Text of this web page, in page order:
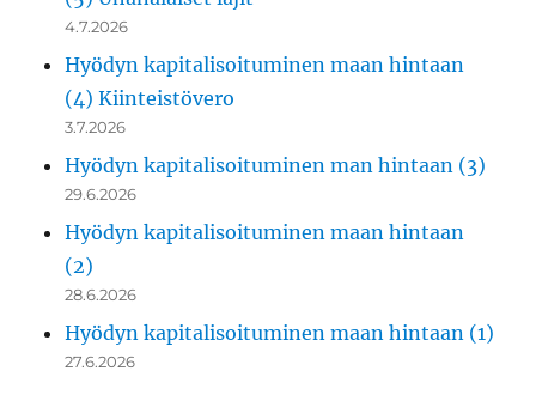
4.7.2026
Hyödyn kapitalisoituminen maan hintaan
(4) Kiinteistövero
3.7.2026
Hyödyn kapitalisoituminen man hintaan (3)
29.6.2026
Hyödyn kapitalisoituminen maan hintaan
(2)
28.6.2026
Hyödyn kapitalisoituminen maan hintaan (1)
27.6.2026